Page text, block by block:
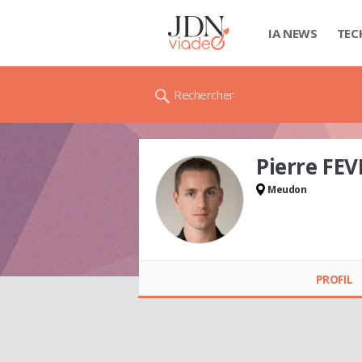
IA NEWS
Rechercher
Pierre
Meudon
PROFIL